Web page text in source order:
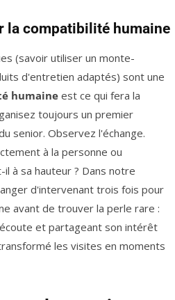
la compatibilité humaine
(savoir utiliser un monte-
d'entretien adaptés) sont une
humaine est ce qui fera la
toujours un premier
senior. Observez l'échange.
à la personne ou
à sa hauteur ? Dans notre
d'intervenant trois fois pour
avant de trouver la perle rare :
et partageant son intérêt
les visites en moments